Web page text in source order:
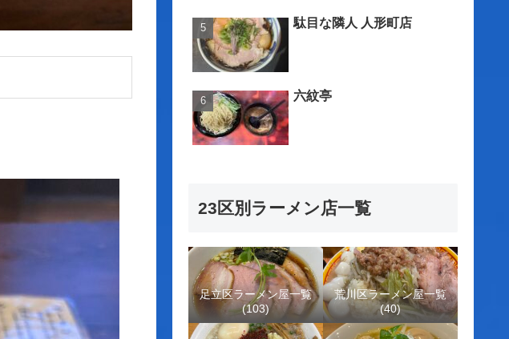
駄目な隣人 人形町店
六紋亭
23区別ラーメン店一覧
足立区ラーメン屋一覧
(103)
荒川区ラーメン屋一覧
(40)